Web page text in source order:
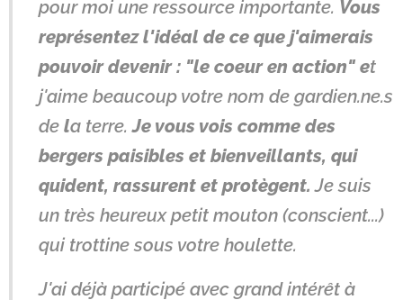
pour moi une ressource importante. Vous
représentez l'idéal de ce que j'aimerais
pouvoir devenir : "le coeur en action" et
j'aime beaucoup votre nom de gardien.ne.s
de la terre.Je vous vois comme des
bergers paisibles et bienveillants, qui
quident, rassurent et protègent. Je suis
un très heureux petit mouton (conscient...)
qui trottine sous votre houlette.
J'ai déjà participé avec grand intérêt à